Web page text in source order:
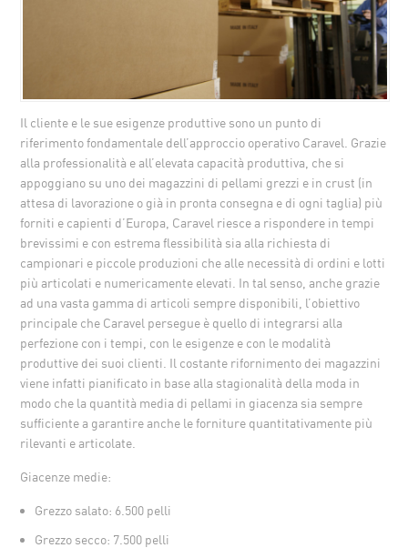
Il cliente e le sue esigenze produttive sono un punto di
riferimento fondamentale dell’approccio operativo Caravel. Grazie
alla professionalità e all’elevata capacità produttiva, che si
appoggiano su uno dei magazzini di pellami grezzi e in crust (in
attesa di lavorazione o già in pronta consegna e di ogni taglia) più
forniti e capienti d’Europa, Caravel riesce a rispondere in tempi
brevissimi e con estrema flessibilità sia alla richiesta di
campionari e piccole produzioni che alle necessità di ordini e lotti
più articolati e numericamente elevati. In tal senso, anche grazie
ad una vasta gamma di articoli sempre disponibili, l’obiettivo
principale che Caravel persegue è quello di integrarsi alla
perfezione con i tempi, con le esigenze e con le modalità
produttive dei suoi clienti. Il costante rifornimento dei magazzini
viene infatti pianificato in base alla stagionalità della moda in
modo che la quantità media di pellami in giacenza sia sempre
sufficiente a garantire anche le forniture quantitativamente più
rilevanti e articolate.
Giacenze medie:
Grezzo salato: 6.500 pelli
Grezzo secco: 7.500 pelli